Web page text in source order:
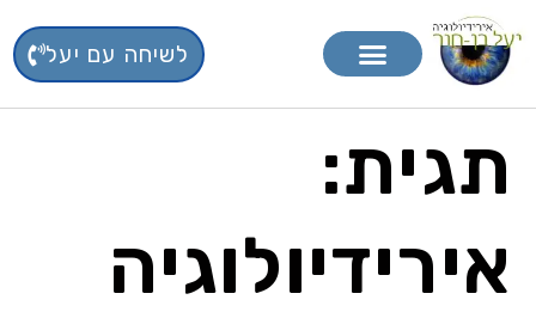
לשיחה עם יעל
תגית:
אירידיולוגיה